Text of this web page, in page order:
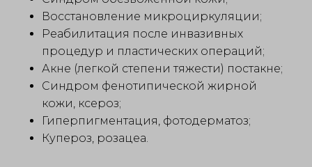
Восстановление микроциркуляции;
Реабилитация после инвазивных
процедур и пластических операций;
Акне (легкой степени тяжести) постакне;
Синдром фенотипической жирной
кожи, ксероз;
Гиперпигментация, фотодерматоз;
Купероз, розацеа.